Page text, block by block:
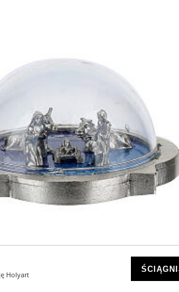
Holyart
Święta Rodzina z wołem i osiołkiem